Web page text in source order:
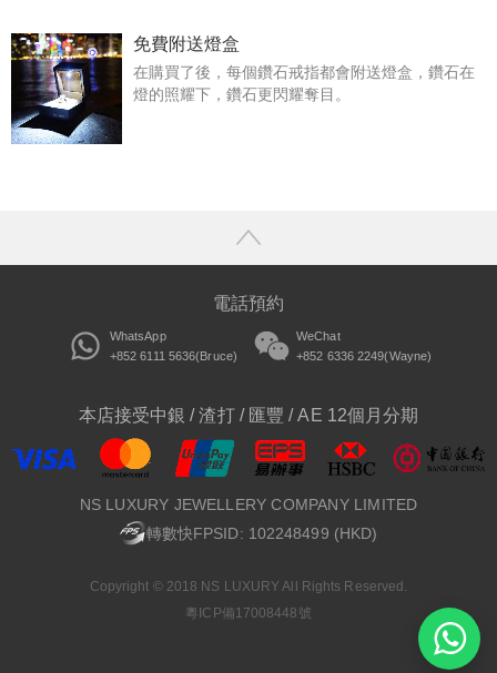
免費附送燈盒
在購買了後，每個鑽石戒指都會附送燈盒，鑽石在
燈的照耀下，鑽石更閃耀奪目。
電話預約
WhatsApp
+852 6111 5636(Bruce)
WeChat
+852 6336 2249(Wayne)
本店接受中銀 / 渣打 / 匯豐 / AE 12個月分期
NS LUXURY JEWELLERY COMPANY LIMITED
轉數快FPSID: 102248499 (HKD)
Copyright © 2018 NS LUXURY All Rights Reserved.
粵ICP備17008448號